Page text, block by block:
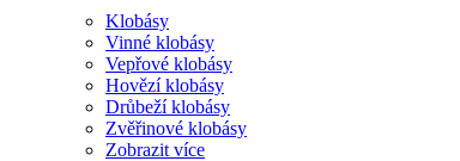
Klobásy
Vinné klobásy
Vepřové klobásy
Hovězí klobásy
Drůbeží klobásy
Zvěřinové klobásy
Zobrazit více